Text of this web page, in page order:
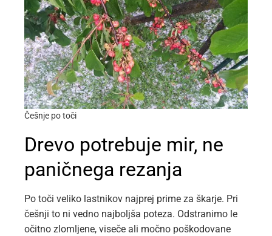
Češnje po toči
Drevo potrebuje mir, ne
paničnega rezanja
Po toči veliko lastnikov najprej prime za škarje. Pri
češnji to ni vedno najboljša poteza. Odstranimo le
očitno zlomljene, viseče ali močno poškodovane